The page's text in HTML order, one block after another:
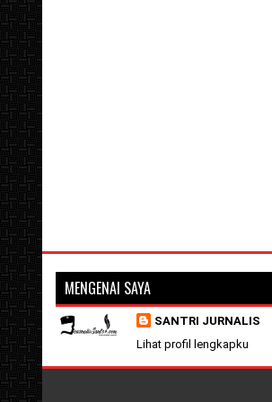
MENGENAI SAYA
SANTRI JURNALIS
Lihat profil lengkapku